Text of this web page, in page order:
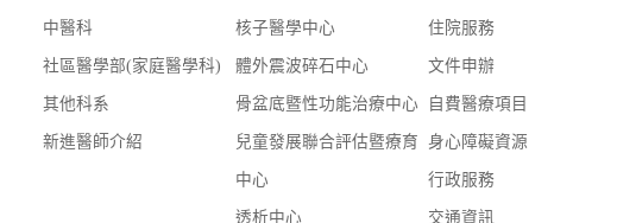
中醫科
社區醫學部(家庭醫學科)
其他科系
新進醫師介紹
核子醫學中心
體外震波碎石中心
骨盆底暨性功能治療中心
兒童發展聯合評估暨療育
中心
透析中心
住院服務
文件申辦
自費醫療項目
身心障礙資源
行政服務
交通資訊